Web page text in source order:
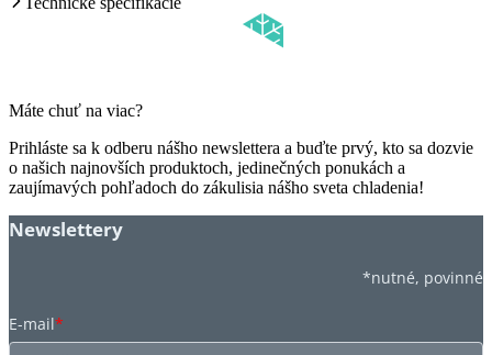
Máte chuť na viac?
Prihláste sa k odberu nášho newslettera a buďte prvý, kto sa dozvie
o našich najnovších produktoch, jedinečných ponukách a
zaujímavých pohľadoch do zákulisia nášho sveta chladenia!
Newslettery
*nutné, povinné
E-mail*